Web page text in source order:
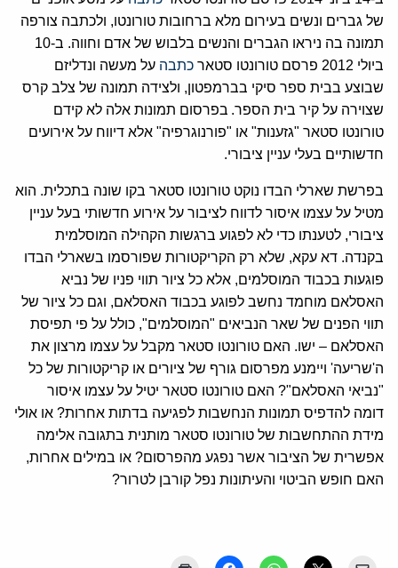
של גברים ונשים בעירום מלא ברחובות טורונטו, ולכתבה צורפה
תמונה בה ניראו הגברים והנשים בלבוש של אדם וחווה. ב-10
ביולי 2012 פרסם טורונטו סטאר כתבה על מעשה ונדליזם
שבוצע בבית ספר סיקי בברמפטון, ולצידה תמונה של צלב קרס
שצוירה על קיר בית הספר. בפרסום תמונות אלה לא קידם
טורונטו סטאר "גזענות" או "פורנוגרפיה" אלא דיווח על אירועים
חדשותיים בעלי עניין ציבורי.
בפרשת שארלי הבדו נוקט טורונטו סטאר בקו שונה בתכלית. הוא
מטיל על עצמו איסור לדווח לציבור על אירוע חדשותי בעל עניין
ציבורי, לטענתו כדי לא לפגוע ברגשות הקהילה המוסלמית
בקנדה. דא עקא, שלא רק הקריקטורות שפורסמו בשארלי הבדו
פוגעות בכבוד המוסלמים, אלא כל ציור תווי פניו של נביא
האסלאם מוחמד נחשב לפוגע בכבוד האסלאם, וגם כל ציור של
תווי הפנים של שאר הנביאים "המוסלמים", כולל על פי תפיסת
האסלאם – ישו. האם טורונטו סטאר מקבל על עצמו מרצון את
ה'שריעה' ויימנע מפרסום גורף של ציורים או קריקטורות של כל
"נביאי האסלאם"? האם טורונטו סטאר יטיל על עצמו איסור
דומה להדפיס תמונות הנחשבות לפגיעה בדתות אחרות? או אולי
מידת ההתחשבות של טורונטו סטאר מותנית בתגובה אלימה
אפשרית של הציבור אשר נפגע מהפרסום? או במילים אחרות,
האם חופש הביטוי והעיתונות נפל קורבן לטרור?